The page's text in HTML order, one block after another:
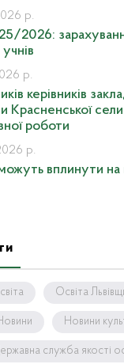
р.
2026:
р.
керівників
Красненської
роботи
р.
вплинути
Освіта
Новини
служба якості